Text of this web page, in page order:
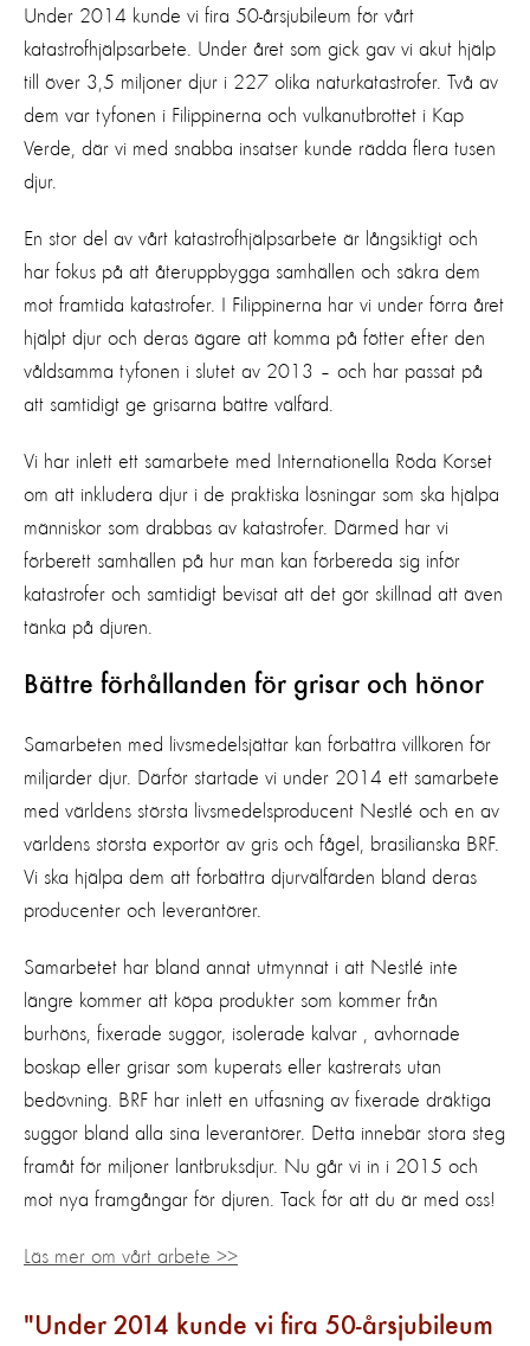
Under 2014 kunde vi fira 50-årsjubileum för vårt
katastrofhjälpsarbete. Under året som gick gav vi akut hjälp
till över 3,5 miljoner djur i 227 olika naturkatastrofer. Två av
dem var tyfonen i Filippinerna och vulkanutbrottet i Kap
Verde, där vi med snabba insatser kunde rädda flera tusen
djur.
En stor del av vårt katastrofhjälpsarbete är långsiktigt och
har fokus på att återuppbygga samhällen och säkra dem
mot framtida katastrofer. I Filippinerna har vi under förra året
hjälpt djur och deras ägare att komma på fötter efter den
våldsamma tyfonen i slutet av 2013 – och har passat på
att samtidigt ge grisarna bättre välfärd.
Vi har inlett ett samarbete med Internationella Röda Korset
om att inkludera djur i de praktiska lösningar som ska hjälpa
människor som drabbas av katastrofer. Därmed har vi
förberett samhällen på hur man kan förbereda sig inför
katastrofer och samtidigt bevisat att det gör skillnad att även
tänka på djuren.
Bättre förhållanden för grisar och hönor
Samarbeten med livsmedelsjättar kan förbättra villkoren för
miljarder djur. Därför startade vi under 2014 ett samarbete
med världens största livsmedelsproducent Nestlé och en av
världens största exportör av gris och fågel, brasilianska BRF.
Vi ska hjälpa dem att förbättra djurvälfärden bland deras
producenter och leverantörer.
Samarbetet har bland annat utmynnat i att Nestlé inte
längre kommer att köpa produkter som kommer från
burhöns, fixerade suggor, isolerade kalvar , avhornade
boskap eller grisar som kuperats eller kastrerats utan
bedövning. BRF har inlett en utfasning av fixerade dräktiga
suggor bland alla sina leverantörer. Detta innebär stora steg
framåt för miljoner lantbruksdjur. Nu går vi in i 2015 och
mot nya framgångar för djuren. Tack för att du är med oss!
Läs mer om vårt arbete >>
Under 2014 kunde vi fira 50-årsjubileum